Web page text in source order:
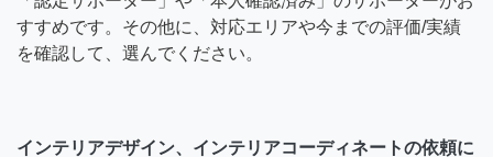
すすめです。その他に、対応エリアや今までの評価/実績
を確認して、選んでください。
インテリアデザイン、インテリアコーディネートの依頼に